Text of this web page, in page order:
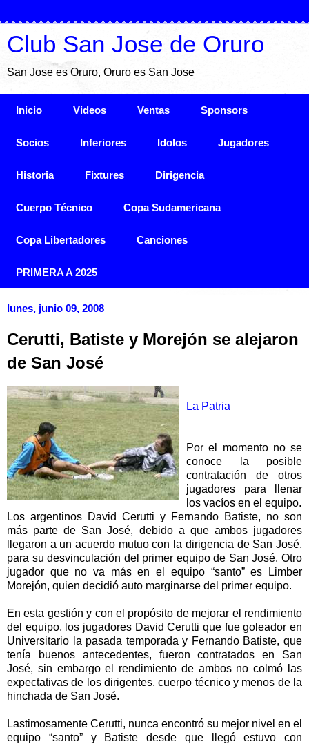
Club San Jose de Oruro
San Jose es Oruro, Oruro es San Jose
Inicio Videos Ventas Sponsors
Socios Inferiores Idolos Jugadores
Historia Fixtures Dirigencia
Cuerpo Técnico Copa Sudamericana
Copa Libertadores Canciones
PRIMERA A 2025
lunes, junio 09, 2008
Cerutti, Batiste y Morejón se alejaron
de San José
La Patria
Por el momento no se
conoce la posible
contratación de otros
jugadores para llenar
los vacíos en el equipo.
Los argentinos David Cerutti y Fernando Batiste, no son
más parte de San José, debido a que ambos jugadores
llegaron a un acuerdo mutuo con la dirigencia de San José,
para su desvinculación del primer equipo de San José. Otro
jugador que no va más en el equipo “santo” es Limber
Morejón, quien decidió auto marginarse del primer equipo.
En esta gestión y con el propósito de mejorar el rendimiento
del equipo, los jugadores David Cerutti que fue goleador en
Universitario la pasada temporada y Fernando Batiste, que
tenía buenos antecedentes, fueron contratados en San
José, sin embargo el rendimiento de ambos no colmó las
expectativas de los dirigentes, cuerpo técnico y menos de la
hinchada de San José.
Lastimosamente Cerutti, nunca encontró su mejor nivel en el
equipo “santo” y Batiste desde que llegó estuvo con